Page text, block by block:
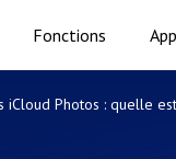
Fonctions
iCloud Photos : quelle